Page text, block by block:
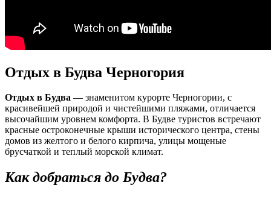
Отдых в Будва Черногория
Отдых в Будва — знаменитом курорте Черногории, с
красивейшей природой и чистейшими пляжами, отличается
высочайшим уровнем комфорта. В Будве туристов встречают
красные остроконечные крыши исторического центра, стены
домов из желтого и белого кирпича, улицы мощеные
брусчаткой и теплый морской климат.
Как добраться до Будва?